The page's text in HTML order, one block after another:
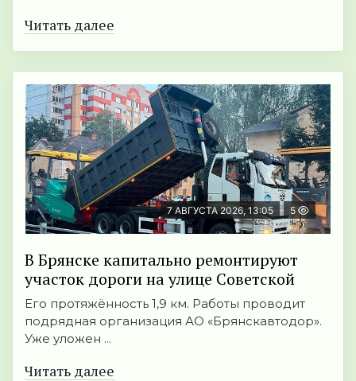
Читать далее
7 АВГУСТА 2026, 13:05 5
В Брянске капитально ремонтируют
участок дороги на улице Советской
Его протяжённость 1,9 км. Работы проводит
подрядная организация АО «Брянскавтодор».
Уже уложен ...
Читать далее